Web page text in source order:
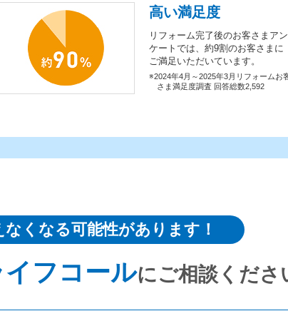
高い満足度
リフォーム完了後のお客さまアン
ケートでは、約9割のお客さまに
ご満足いただいています。
※2024年4月～2025年3月リフォームお
さま満足度調査 回答総数2,592
くなる可能性があります！
フコールにご相談くださ